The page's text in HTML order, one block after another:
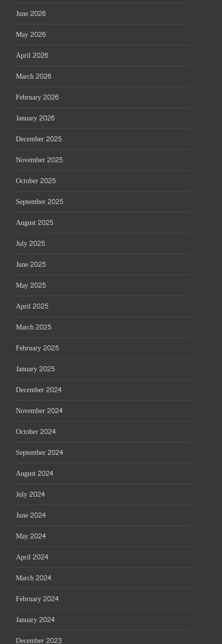
June 2026
May 2026
April 2026
March 2026
February 2026
January 2026
December 2025
November 2025
October 2025
September 2025
August 2025
July 2025
June 2025
May 2025
April 2025
March 2025
February 2025
January 2025
December 2024
November 2024
October 2024
September 2024
August 2024
July 2024
June 2024
May 2024
April 2024
March 2024
February 2024
January 2024
December 2023